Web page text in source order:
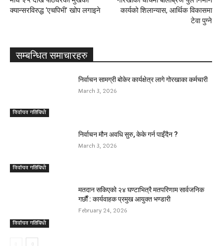
क्यान्सरविरुद्ध ‘एचपिभी’ खोप लगाइने
कार्यको शिलान्यास, आर्थिक विकासमा
टेवा पुग्ने
सम्बन्धित समाचारहरु
निर्वाचन गतिबिधी
निर्वाचन सामग्री बोकेर कार्यक्षेत्र लागे गोरखाका कर्मचारी
March 3, 2026
निर्वाचन गतिबिधी
निर्वाचन मौन अवधि सुरु, केके गर्न पाइँदैन ?
March 3, 2026
निर्वाचन गतिबिधी
मतदान सकिएको २४ घण्टाभित्रै मतपरिणाम सार्वजनिक
गर्छौं : कार्यवाहक प्रमुख आयुक्त भण्डारी
February 24, 2026